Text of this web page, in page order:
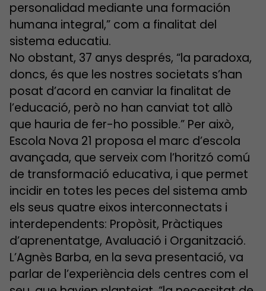
personalidad mediante una formación
humana integral,” com a finalitat del
sistema educatiu.
No obstant, 37 anys després, “la paradoxa,
doncs, és que les nostres societats s’han
posat d’acord en canviar la finalitat de
l’educació, però no han canviat tot allò
que hauria de fer-ho possible.” Per això,
Escola Nova 21 proposa el marc d’escola
avançada, que serveix com l’horitzó comú
de transformació educativa, i que permet
incidir en totes les peces del sistema amb
els seus quatre eixos interconnectats i
interdependents: Propòsit, Pràctiques
d’aprenentatge, Avaluació i Organització.
L’Agnès Barba, en la seva presentació, va
parlar de l’experiència dels centres com el